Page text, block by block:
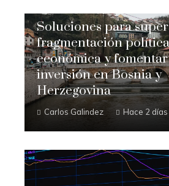
Soluciones para
fragmentación
económica y
inversión en Bosnia y
Herzegovina
Carlos Galindez Hace 2 días